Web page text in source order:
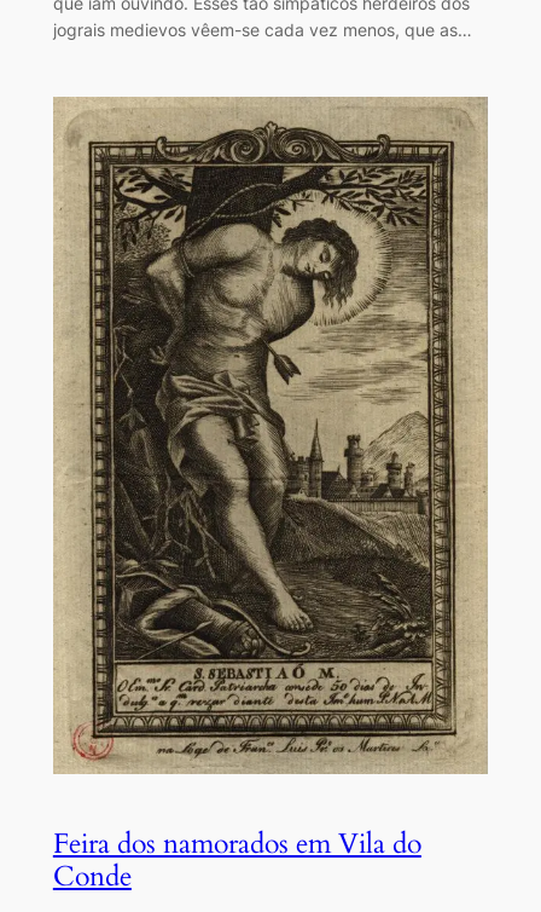
jograis medievos vêem-se cada vez menos, que as…
Feira dos namorados em Vila do
Conde